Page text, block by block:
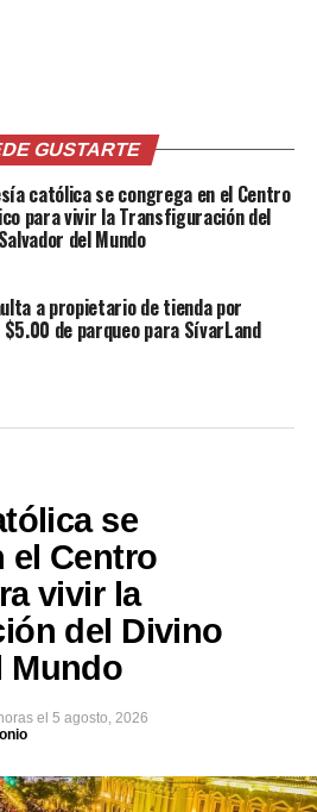
esta información el
tomando en cuenta que el
caso –Juan Josué Castillo- aún
GUSTARTE
católica se congrega en el Centro
para vivir la Transfiguración del
del Mundo
a propietario de tienda por
de parqueo para SívarLand
se
el Centro
vivir la
del Divino
Mundo
el 5 agosto, 2026